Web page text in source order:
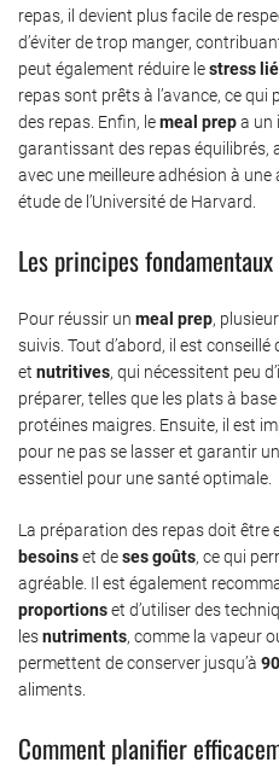
repas, il devient plus facile de
d’éviter de trop manger,
peut également réduire lestress
repas sont prêts à l’avance, ce
des repas. Enfin, lemeal prepa un
garantissant des repas équilibrés,
avec une meilleure adhésion à
étude de l’Université de Harvard.
Les principes
Pour réussir un meal prep,
suivis. Tout d’abord, il est conseillé
et nutritives, qui nécessitent peu
préparer, telles que les plats à
protéines maigres. Ensuite, il est
pour ne pas se lasser et garantir
essentiel pour une santé optimale.
La préparation des repas doit être
besoinset deses goûts, ce qui
agréable. Il est également
proportionset d’utiliser des
lesnutriments, comme la vapeur
permettent de conserver jusqu’à
aliments.
Comment planifier